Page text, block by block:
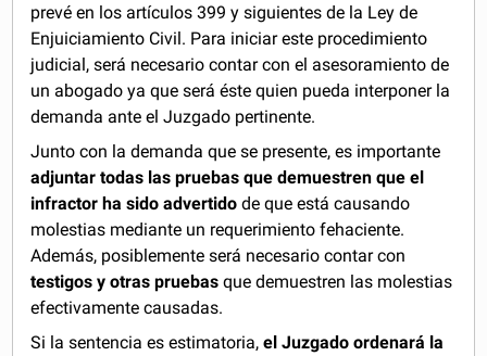
prevé en los artículos 399 y siguientes de la Ley de
Enjuiciamiento Civil. Para iniciar este procedimiento
judicial, será necesario contar con el asesoramiento de
un abogado ya que será éste quien pueda interponer la
demanda ante el Juzgado pertinente.
Junto con la demanda que se presente, es importante
adjuntar todas las pruebas que demuestren que el
infractor ha sido advertido de que está causando
molestias mediante un requerimiento fehaciente.
Además, posiblemente será necesario contar con
testigos y otras pruebas que demuestren las molestias
efectivamente causadas.
Si la sentencia es estimatoria,el Juzgado ordenará la